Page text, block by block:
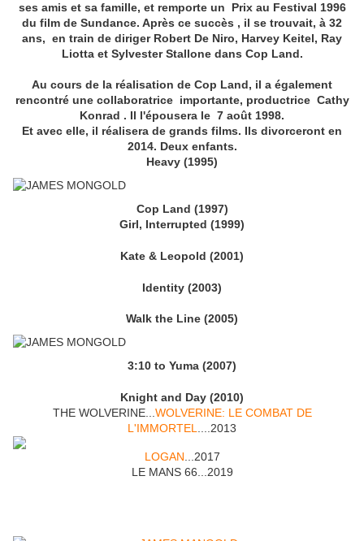
ses amis et sa famille, et remporte un Prix au Festival 1996
du film de Sundance. Après ce succès , il se trouvait, à 32
ans, en train de diriger Robert De Niro, Harvey Keitel, Ray
Liotta et Sylvester Stallone dans Cop Land.
Au cours de la réalisation de Cop Land, il a également
rencontré une collaboratrice importante, productrice Cathy
Konrad . Il l'épousera le 7 août 1998.
Et avec elle, il réalisera de grands films. Ils divorceront en
2014. Deux enfants.
Heavy (1995)
Cop Land (1997)
Girl, Interrupted (1999)
Kate & Leopold (2001)
Identity (2003)
Walk the Line (2005)
3:10 to Yuma (2007)
Knight and Day (2010)
THE WOLVERINE... WOLVERINE: LE COMBAT DE
L'IMMORTEL
....2013
LOGAN ...2017
LE MANS 66...2019